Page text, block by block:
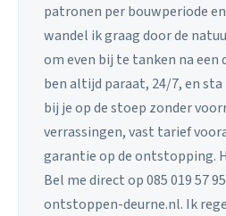
patronen per bouwperiode
wandel ik graag door de
om even bij te tanken na een
ben altijd paraat, 24/7, en
bij je op de stoep zonder
verrassingen, vast tarief
garantie op de ontstopping.
Bel me direct op 085 019 57
ontstoppen-deurne.nl. Ik